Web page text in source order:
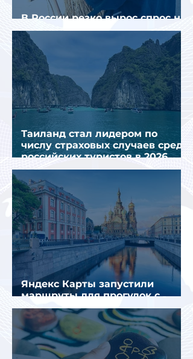
В России резко вырос спрос на
отели без звезд
Таиланд стал лидером по
числу страховых случаев среди
российских туристов в 2026
году
Яндекс Карты запустили
маршруты для прогулок с
описанием и аудиогидом